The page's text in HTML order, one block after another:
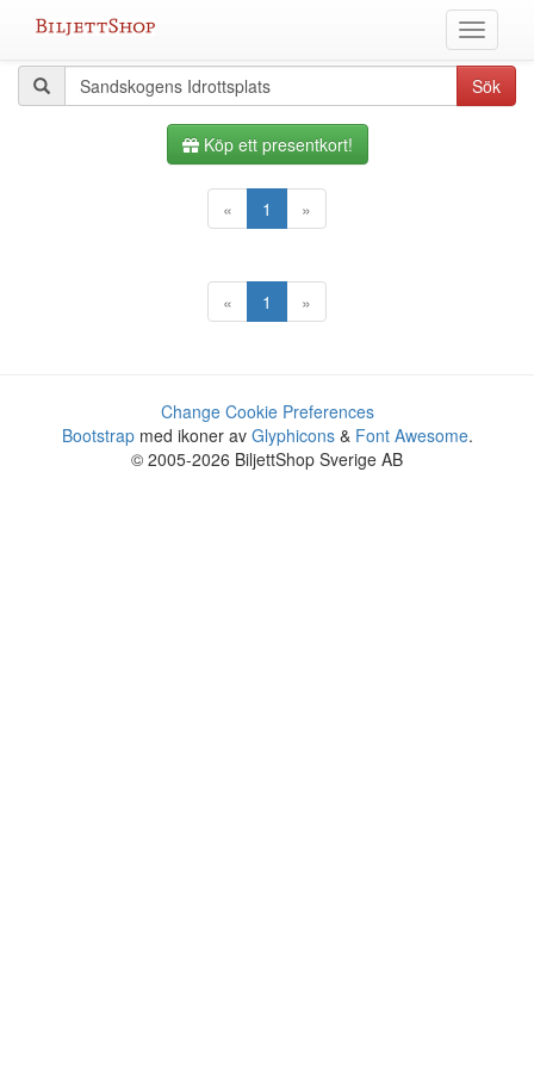
Växla
meny
Alla
evenemang
Sökfråga Sök
Köp ett presentkort!
« 1 »
« 1 »
Change Cookie Preferences
Bootstrapmed ikoner av Glyphicons& Font Awesome.
© 2005-2026 BiljettShop Sverige AB